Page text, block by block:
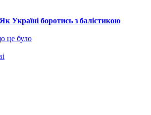
Україні боротись з балістикою
це було